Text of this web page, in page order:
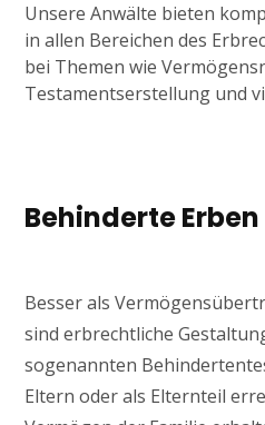
Unsere Anwälte bieten
in allen Bereichen des
bei Themen wie
Testamentserstellung und
Behinderte Erben
Besser als
sind erbrechtliche
sogenannten
Eltern oder als Elternteil